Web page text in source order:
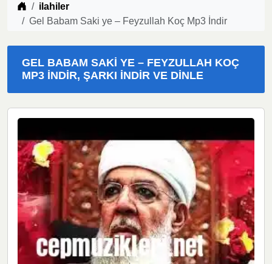
Müzik indir
ilahiler
Gel Babam Saki ye – Feyzullah Koç Mp3 İndir
GEL BABAM SAKI YE – FEYZULLAH KOÇ
MP3 İNDIR, ŞARKI İNDIR VE DINLE